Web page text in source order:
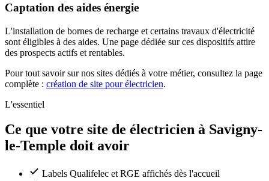
Captation des aides énergie
L'installation de bornes de recharge et certains travaux d'électricité
sont éligibles à des aides. Une page dédiée sur ces dispositifs attire
des prospects actifs et rentables.
Pour tout savoir sur nos sites dédiés à votre métier, consultez la page
complète : création de site pour électricien.
L'essentiel
Ce que votre site de électricien à Savigny-
le-Temple doit avoir
Labels Qualifelec et RGE affichés dès l'accueil